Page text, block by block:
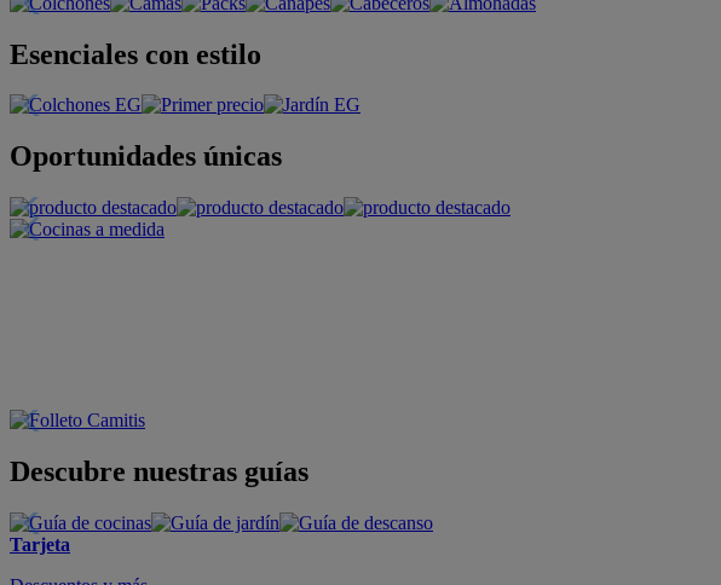
Esenciales con estilo
Oportunidades únicas
Descubre nuestras guías
Tarjeta